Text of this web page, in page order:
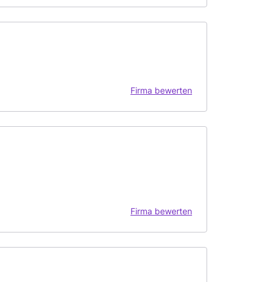
Firma bewerten
Firma bewerten